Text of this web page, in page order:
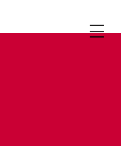
